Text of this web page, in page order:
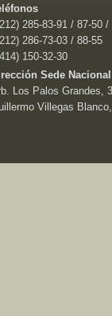
285-83-91 / 87-50 /
286-73-03 / 88-55
150-32-30
Sede
Los Palos Grandes,
Villegas